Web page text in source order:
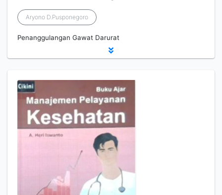
Aryono D.Pusponegoro
Penanggulangan Gawat Darurat